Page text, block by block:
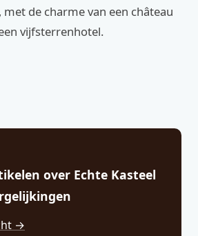
de charme van een château
vijfsterrenhotel.
over Echte Kasteel
→